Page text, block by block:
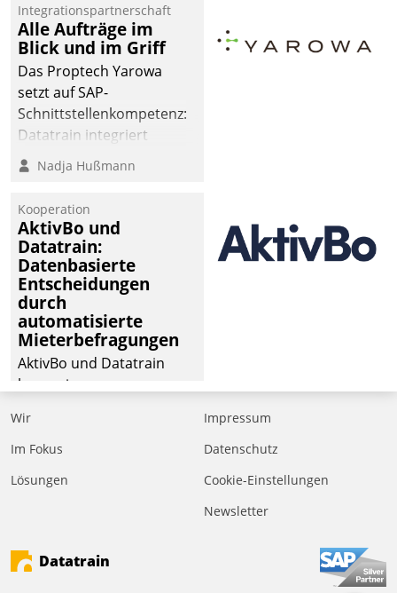
passende Fragen und
Schlagworte auswirft.
Eine intuitive
Dialogführung ermöglicht
dem externen
Serviceteam, Anrufe von
Mietenden zügiger und
effizienter zu bearbeiten.
Integrationspartnerschaft
Alle Aufträge im
Blick und im Griff
Das Proptech Yarowa
setzt auf SAP-
Schnittstellenkompetenz:
Datatrain integriert
Yarowas Portal zur
Vergabe und Verwaltung
operativen
Instandhaltung in die
SAP-Systemlandschaft
deutscher
Wohnungsunternehmen
– und beschleunigt damit
den Weg vom
Mieteranliegen zum
Dienstleisterauftrag.
Nadja Hußmann
Kooperation
AktivBo und
Datatrain:
Datenbasierte
Entscheidungen
durch
automatisierte
Mieterbefragungen
AktivBo und Datatrain
kooperieren –
profitieren: Die nahtlose
Integration der Lösungen
Datatrain ermöglicht
Mieterbefragungen – eine
starke Grundlage für
Wir
Im Fokus
Lösungen
Impressum
Datenschutz
Cookie-Einstellungen
Newsletter
Datatrain